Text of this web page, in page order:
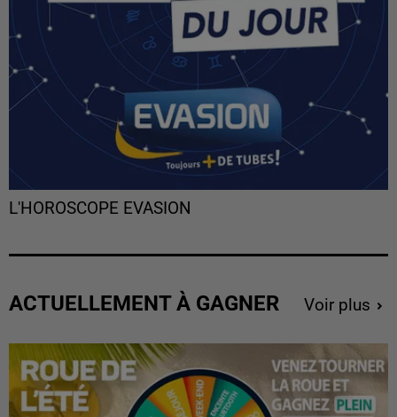
L'HOROSCOPE EVASION
ACTUELLEMENT À GAGNER Voir plus